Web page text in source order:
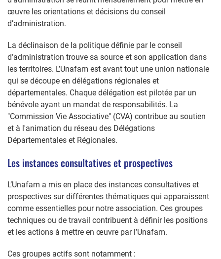
œuvre les orientations et décisions du conseil
d’administration.
La déclinaison de la politique définie par le conseil
d’administration trouve sa source et son application dans
les territoires. L’Unafam est avant tout une union nationale
qui se découpe en délégations régionales et
départementales. Chaque délégation est pilotée par un
bénévole ayant un mandat de responsabilités. La
"Commission Vie Associative" (CVA) contribue au soutien
et à l'animation du réseau des Délégations
Départementales et Régionales.
Les instances consultatives et prospectives
L’Unafam a mis en place des instances consultatives et
prospectives sur différentes thématiques qui apparaissent
comme essentielles pour notre association. Ces groupes
techniques ou de travail contribuent à définir les positions
et les actions à mettre en œuvre par l’Unafam.
Ces groupes actifs sont notamment :